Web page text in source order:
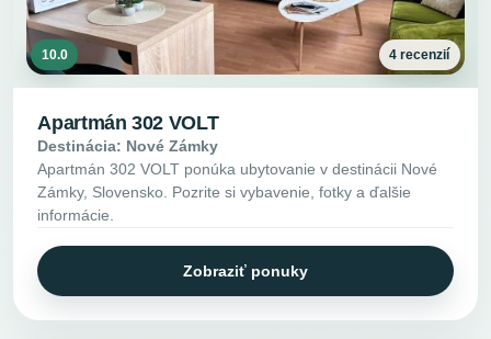
10.0 4 recenzií
Apartmán 302 VOLT
Destinácia: Nové Zámky
Apartmán 302 VOLT ponúka ubytovanie v destinácii Nové
Zámky, Slovensko. Pozrite si vybavenie, fotky a ďalšie
informácie.
Zobraziť ponuky